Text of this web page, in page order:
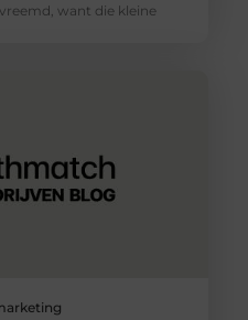
want die kleine